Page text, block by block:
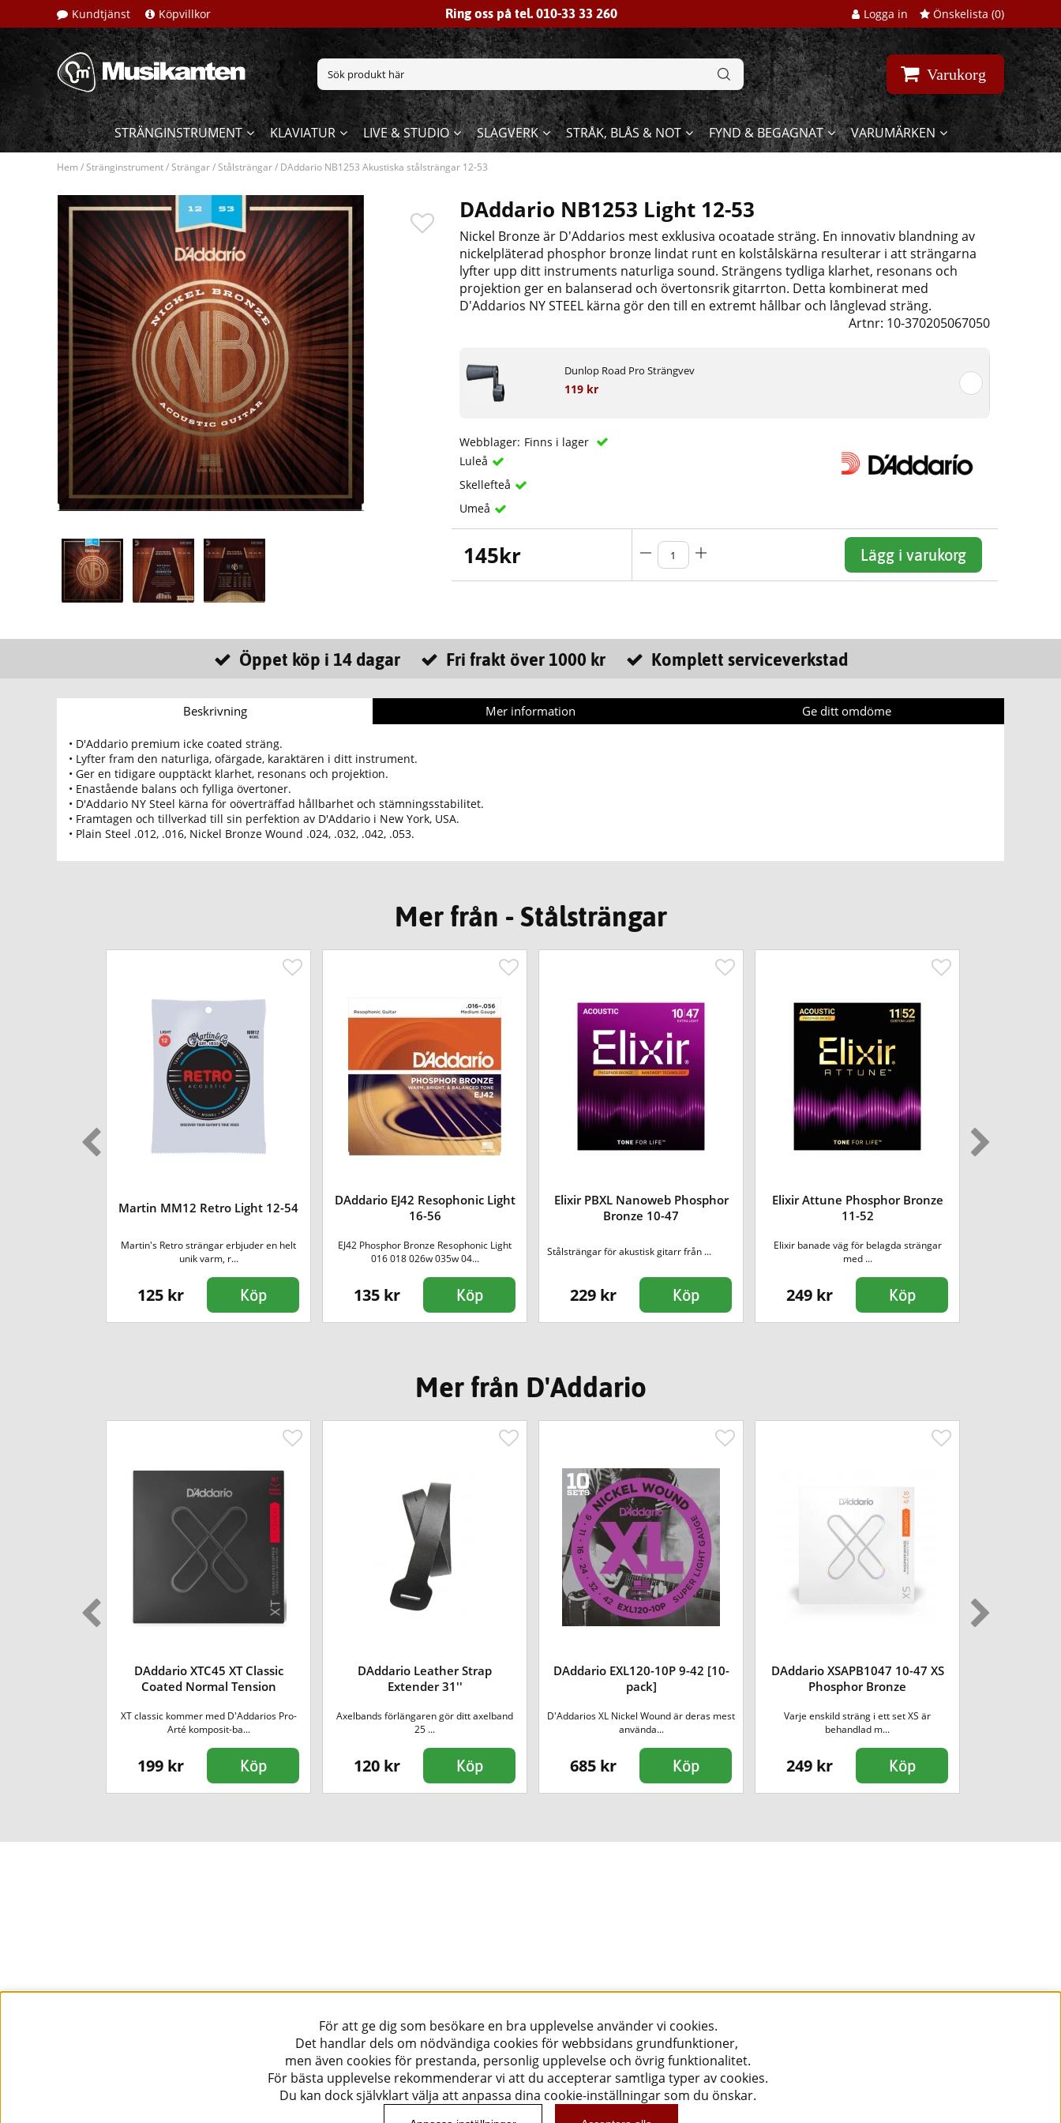
Kundtjänst Köpvillkor Ring oss på tel. 010-33 33 260 Logga in Önskelista (0)
Varukorg
STRÄNGINSTRUMENT KLAVIATUR LIVE & STUDIO SLAGVERK STRÅK, BLÅS & NOT FYND & BEGAGNAT VARUMÄRKEN
Hem /Stränginstrument/Strängar/Stålsträngar/ DAddario NB1253 Akustiska stålsträngar 12-53
DAddario NB1253 Light 12-53
Nickel Bronze är D'Addarios mest exklusiva ocoatade sträng. En innovativ blandning av
nickelpläterad phosphor bronze lindat runt en kolstålskärna resulterar i att strängarna
lyfter upp ditt instruments naturliga sound. Strängens tydliga klarhet, resonans och
projektion ger en balanserad och övertonsrik gitarrton. Detta kombinerat med
D'Addarios NY STEEL kärna gör den till en extremt hållbar och långlevad sträng.
Artnr: 10-370205067050
Dunlop Road Pro Strängvev
119 kr
Webblager: Finns i lager
Luleå
Skellefteå
Umeå
145kr Lägg i varukorg
Öppet köp i 14 dagar Fri frakt över 1000 kr Komplett serviceverkstad
Beskrivning Mer information Ge ditt omdöme
• D'Addario premium icke coated sträng.
• Lyfter fram den naturliga, ofärgade, karaktären i ditt instrument.
• Ger en tidigare oupptäckt klarhet, resonans och projektion.
• Enastående balans och fylliga övertoner.
• D'Addario NY Steel kärna för oöverträffad hållbarhet och stämningsstabilitet.
• Framtagen och tillverkad till sin perfektion av D'Addario i New York, USA.
• Plain Steel .012, .016, Nickel Bronze Wound .024, .032, .042, .053.
Mer från - Stålsträngar
Martin MM12 Retro Light 12-54
Martin's Retro strängar erbjuder en helt
unik varm, r...
125 kr Köp
DAddario EJ42 Resophonic Light
16-56
EJ42 Phosphor Bronze Resophonic Light
016 018 026w 035w 04...
135 kr Köp
Elixir PBXL Nanoweb Phosphor
Bronze 10-47
Stålsträngar för akustisk gitarr från ...
229 kr Köp
Elixir Attune Phosphor Bronze
11-52
Elixir banade väg för belagda strängar
med ...
249 kr Köp
Mer från D'Addario
DAddario XTC45 XT Classic
Coated Normal Tension
XT classic kommer med D'Addarios Pro-
Arté komposit-ba...
199 kr Köp
DAddario Leather Strap
Extender 31''
Axelbands förlängaren gör ditt axelband
25 ...
120 kr Köp
DAddario EXL120-10P 9-42 [10-
pack]
D'Addarios XL Nickel Wound är deras mest
använda...
685 kr Köp
DAddario XSAPB1047 10-47 XS
Phosphor Bronze
Varje enskild sträng i ett set XS är
behandlad m...
249 kr Köp
För att ge dig som besökare en bra upplevelse använder vi cookies.
Det handlar dels om nödvändiga cookies för webbsidans grundfunktioner,
men även cookies för prestanda, personlig upplevelse och övrig funktionalitet.
För bästa upplevelse rekommenderar vi att du accepterar samtliga typer av cookies.
Du kan dock självklart välja att anpassa dina cookie-inställningar som du önskar.